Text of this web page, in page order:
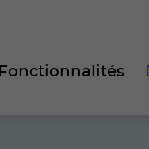
Fonctionnalités